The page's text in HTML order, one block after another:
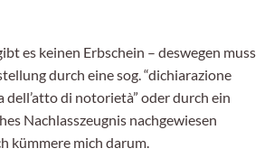
es keinen Erbschein – deswegen muss
durch eine sog. “dichiarazione
di notorietà” oder durch ein
Nachlasszeugnis nachgewiesen
kümmere mich darum.